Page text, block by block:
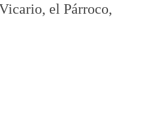
el Párroco,